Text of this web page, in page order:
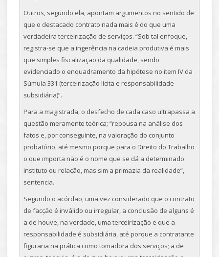
Outros, segundo ela, apontam argumentos no sentido de
que o destacado contrato nada mais é do que uma
verdadeira terceirização de serviços. “Sob tal enfoque,
registra-se que a ingerência na cadeia produtiva é mais
que simples fiscalização da qualidade, sendo
evidenciado o enquadramento da hipótese no item IV da
Súmula 331 (terceirização lícita e responsabilidade
subsidiária)”.
Para a magistrada, o desfecho de cada caso ultrapassa a
questão meramente teórica; “repousa na análise dos
fatos e, por conseguinte, na valoração do conjunto
probatório, até mesmo porque para o Direito do Trabalho
o que importa não é o nome que se dá a determinado
instituto ou relação, mas sim a primazia da realidade”,
sentencia.
Segundo o acórdão, uma vez considerado que o contrato
de facção é inválido ou irregular, a conclusão de alguns é
a de houve, na verdade, uma terceirização e que a
responsabilidade é subsidiária, até porque a contratante
figuraria na prática como tomadora dos serviços; a de